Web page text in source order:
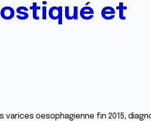
et
varices oesophagienne fin 2015,